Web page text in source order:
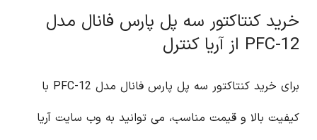
خرید کنتاکتور سه پل پارس فانال مدل
PFC-12 از آریا کنترل
برای خرید کنتاکتور سه پل پارس فانال مدل PFC-12 با
کیفیت بالا و قیمت مناسب، می توانید به وب سایت آریا